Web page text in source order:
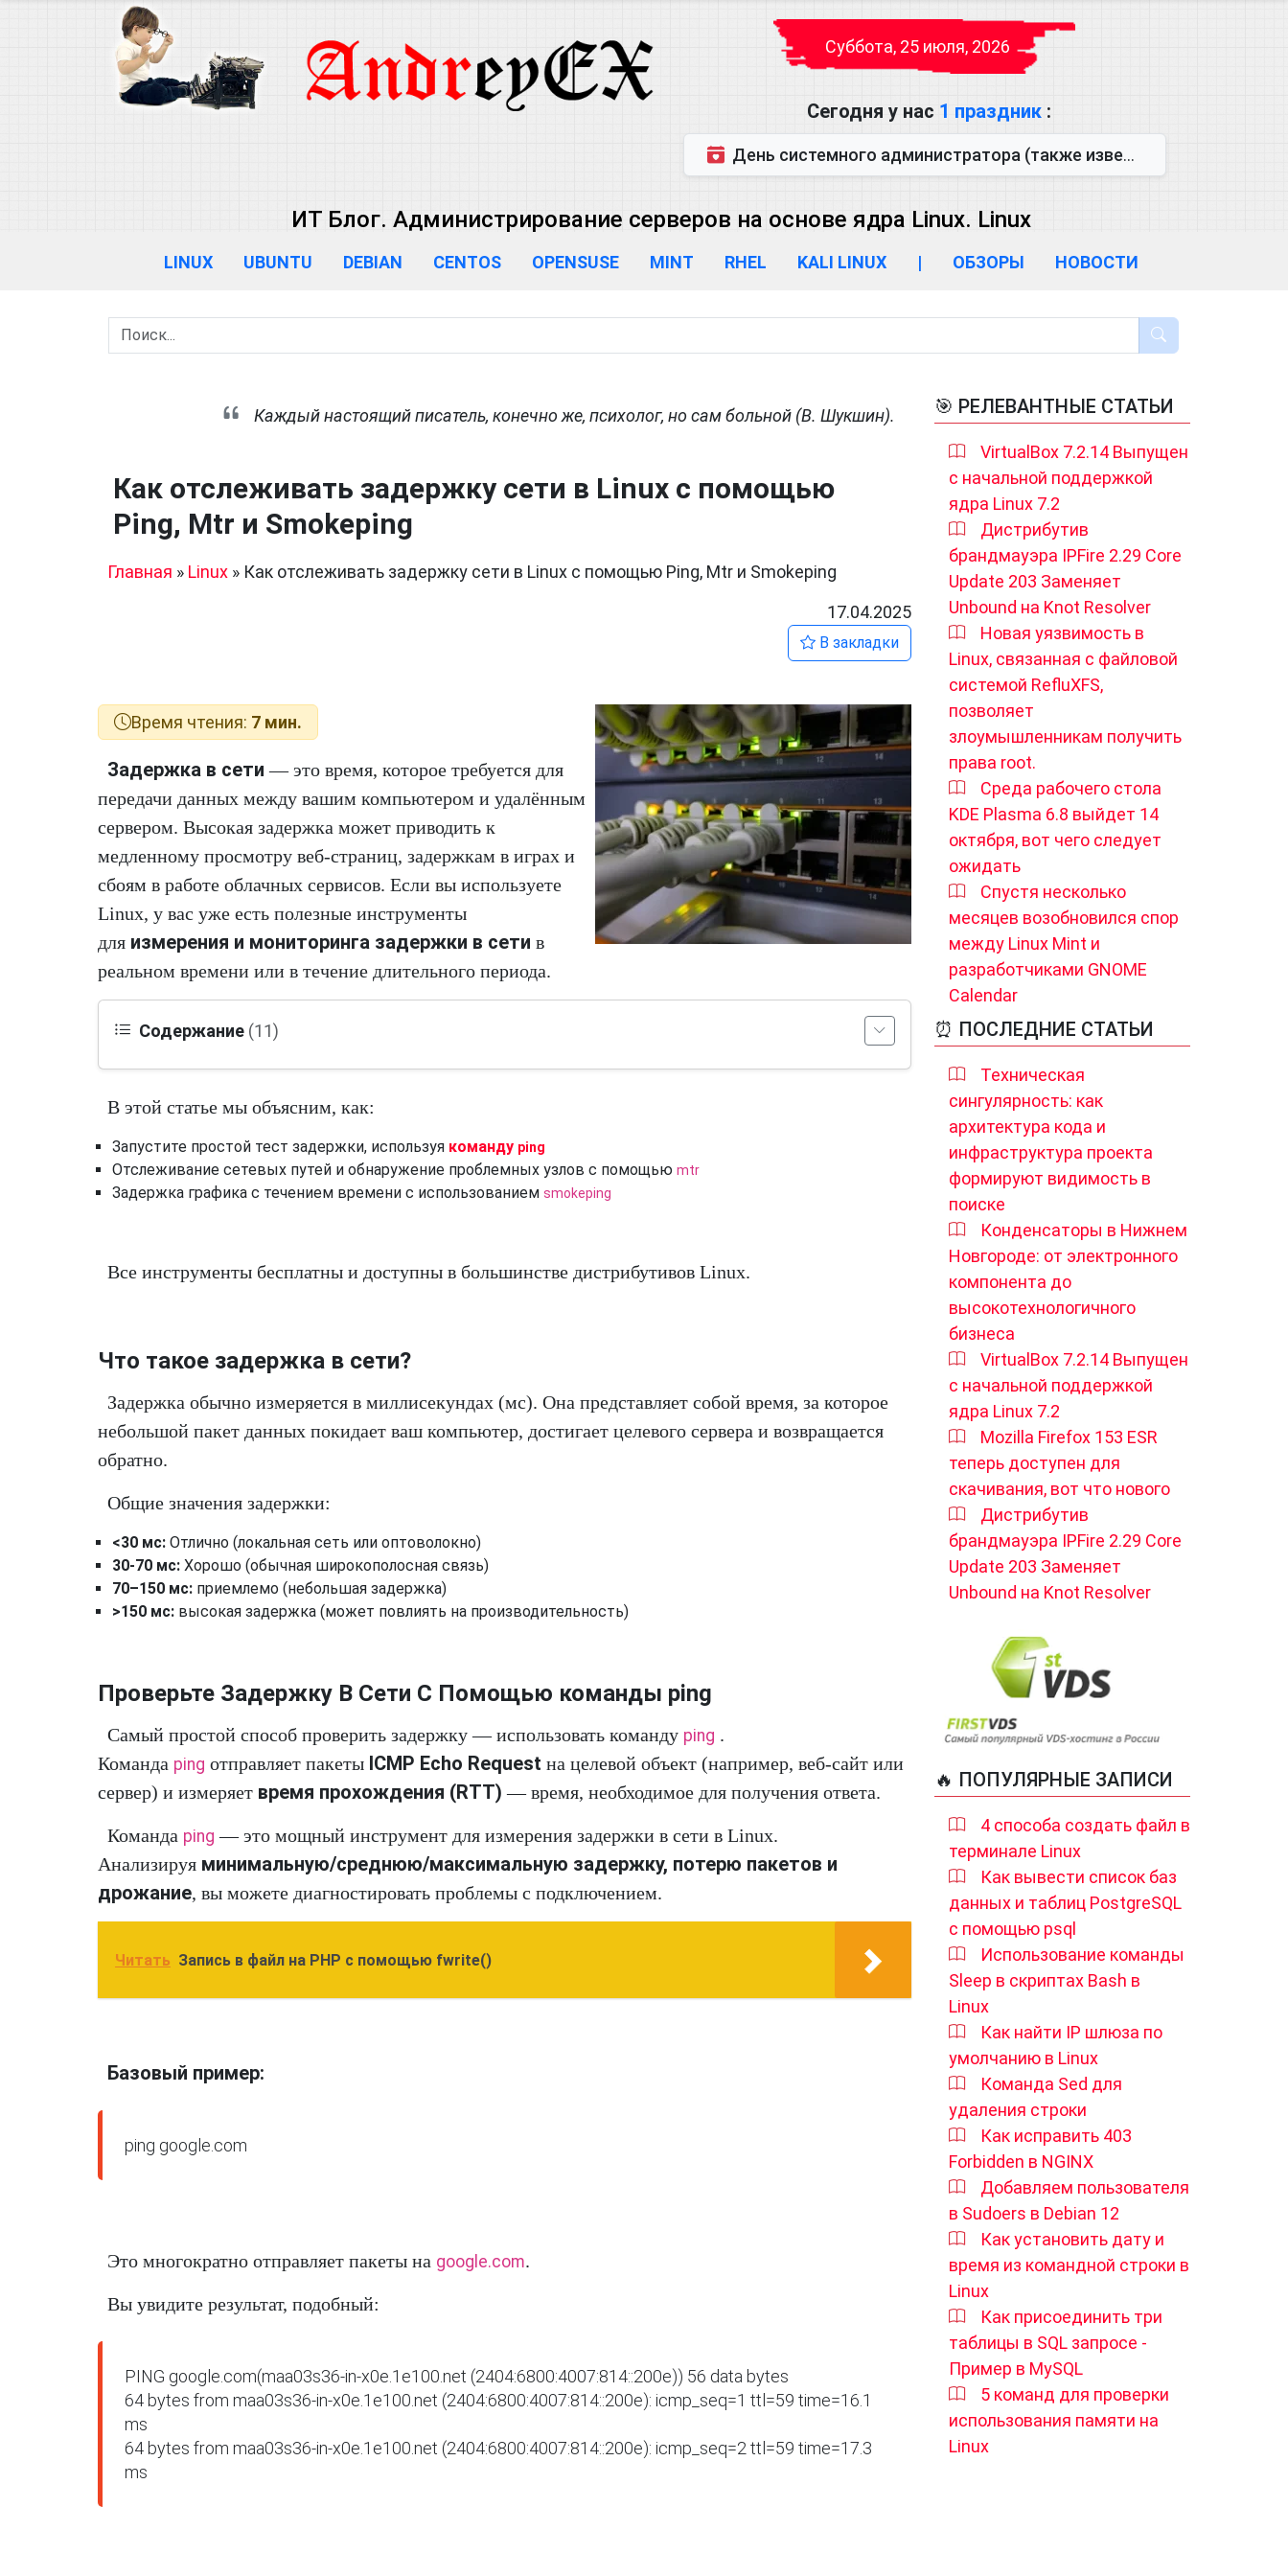
Суббота, 25 июля, 2026
Сегодня у нас 1 праздник :
День системного администратора (также известен как День сисадмина) — праздник, который отмечается...
ИТ Блог. Администрирование серверов на основе ядра Linux. Linux
LINUX UBUNTU DEBIAN CENTOS OPENSUSE MINT RHEL KALI LINUX | ОБЗОРЫ НОВОСТИ
Каждый настоящий писатель, конечно же, психолог, но сам больной (В. Шукшин).
Как отслеживать задержку сети в Linux с помощью
Ping, Mtr и Smokeping
Главная » Linux » Как отслеживать задержку сети в Linux с помощью Ping, Mtr и Smokeping
17.04.2025
В закладки
Время чтения: 7 мин.
Задержка в сети — это время, которое требуется для
передачи данных между вашим компьютером и удалённым
сервером. Высокая задержка может приводить к
медленному просмотру веб-страниц, задержкам в играх и
сбоям в работе облачных сервисов. Если вы используете
Linux, у вас уже есть полезные инструменты
для измерения и мониторинга задержки в сети в
реальном времени или в течение длительного периода.
Содержание (11)
В этой статье мы объясним, как:
Запустите простой тест задержки, используя команду ping
Отслеживание сетевых путей и обнаружение проблемных узлов с помощью mtr
Задержка графика с течением времени с использованием smokeping
Все инструменты бесплатны и доступны в большинстве дистрибутивов Linux.
Что такое задержка в сети?
Задержка обычно измеряется в миллисекундах (мс). Она представляет собой время, за которое
небольшой пакет данных покидает ваш компьютер, достигает целевого сервера и возвращается
обратно.
Общие значения задержки:
<30 мс: Отлично (локальная сеть или оптоволокно)
30-70 мс: Хорошо (обычная широкополосная связь)
70–150 мс: приемлемо (небольшая задержка)
>150 мс: высокая задержка (может повлиять на производительность)
Проверьте Задержку В Сети С Помощью команды ping
Самый простой способ проверить задержку — использовать команду ping .
Команда ping отправляет пакеты ICMP Echo Request на целевой объект (например, веб-сайт или
сервер) и измеряет время прохождения (RTT) — время, необходимое для получения ответа.
Команда ping — это мощный инструмент для измерения задержки в сети в Linux.
Анализируя минимальную/среднюю/максимальную задержку, потерю пакетов и
дрожание, вы можете диагностировать проблемы с подключением.
Читать Запись в файл на PHP с помощью fwrite()
Базовый пример:
ping google.com
Это многократно отправляет пакеты на google.com.
Вы увидите результат, подобный:
PING google.com(maa03s36-in-x0e.1e100.net (2404:6800:4007:814::200e)) 56 data bytes
64 bytes from maa03s36-in-x0e.1e100.net (2404:6800:4007:814::200e): icmp_seq=1 ttl=59 time=16.1
ms
64 bytes from maa03s36-in-x0e.1e100.net (2404:6800:4007:814::200e): icmp_seq=2 ttl=59 time=17.3
ms
🎯 РЕЛЕВАНТНЫЕ СТАТЬИ
VirtualBox 7.2.14 Выпущен
с начальной поддержкой
ядра Linux 7.2
Дистрибутив
брандмауэра IPFire 2.29 Core
Update 203 Заменяет
Unbound на Knot Resolver
Новая уязвимость в
Linux, связанная с файловой
системой RefluXFS,
позволяет
злоумышленникам получить
права root.
Среда рабочего стола
KDE Plasma 6.8 выйдет 14
октября, вот чего следует
ожидать
Спустя несколько
месяцев возобновился спор
между Linux Mint и
разработчиками GNOME
Calendar
⏰ ПОСЛЕДНИЕ СТАТЬИ
Техническая
сингулярность: как
архитектура кода и
инфраструктура проекта
формируют видимость в
поиске
Конденсаторы в Нижнем
Новгороде: от электронного
компонента до
высокотехнологичного
бизнеса
VirtualBox 7.2.14 Выпущен
с начальной поддержкой
ядра Linux 7.2
Mozilla Firefox 153 ESR
теперь доступен для
скачивания, вот что нового
Дистрибутив
брандмауэра IPFire 2.29 Core
Update 203 Заменяет
Unbound на Knot Resolver
🔥 ПОПУЛЯРНЫЕ ЗАПИСИ
4 способа создать файл в
терминале Linux
Как вывести список баз
данных и таблиц PostgreSQL
с помощью psql
Использование команды
Sleep в скриптах Bash в
Linux
Как найти IP шлюза по
умолчанию в Linux
Команда Sed для
удаления строки
Как исправить 403
Forbidden в NGINX
Добавляем пользователя
в Sudoers в Debian 12
Как установить дату и
время из командной строки в
Linux
Как присоединить три
таблицы в SQL запросе -
Пример в MySQL
5 команд для проверки
использования памяти на
Linux